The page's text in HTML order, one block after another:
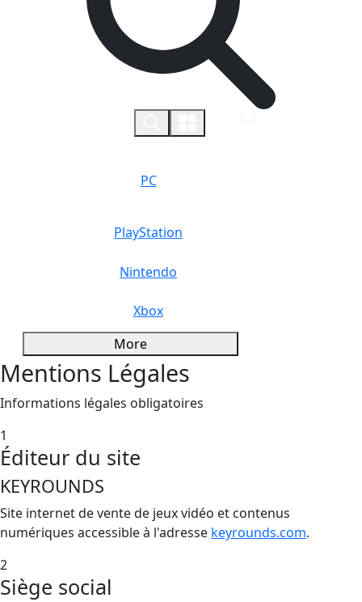
PC
PlayStation
Nintendo
Xbox
More
Mentions Légales
Informations légales obligatoires
1
Éditeur du site
KEYROUNDS
Site internet de vente de jeux vidéo et contenus
numériques accessible à l'adresse keyrounds.com.
2
Siège social